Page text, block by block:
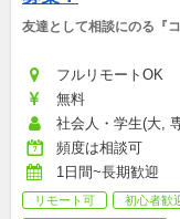
友達として相談にのる『コ
フルリモートOK
無料
社会人・学生(大,
頻度は相談可
1日間~長期歓迎
リモート可 初心者歓